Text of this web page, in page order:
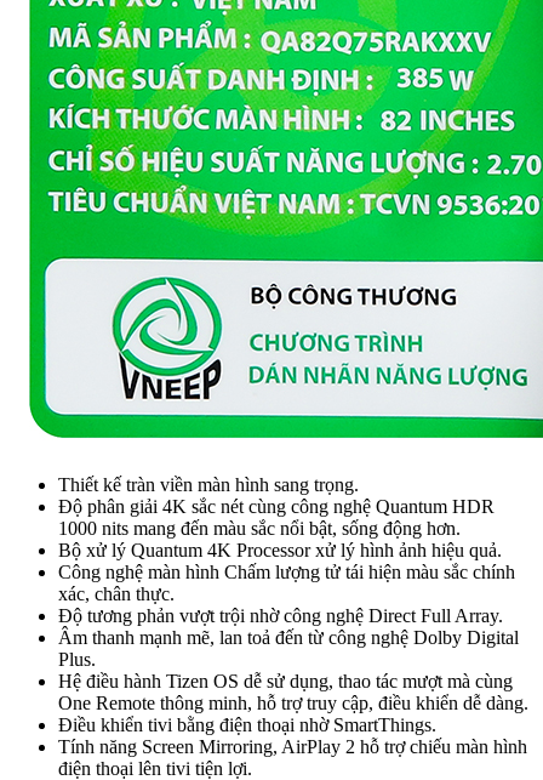
Thiết kế tràn viền màn hình sang trọng.
Độ phân giải 4K sắc nét cùng công nghệ Quantum HDR
1000 nits mang đến màu sắc nổi bật, sống động hơn.
Bộ xử lý Quantum 4K Processor xử lý hình ảnh hiệu quả.
Công nghệ màn hình Chấm lượng tử tái hiện màu sắc chính
xác, chân thực.
Độ tương phản vượt trội nhờ công nghệ Direct Full Array.
Âm thanh mạnh mẽ, lan toả đến từ công nghệ Dolby Digital
Plus.
Hệ điều hành Tizen OS dễ sử dụng, thao tác mượt mà cùng
One Remote thông minh, hỗ trợ truy cập, điều khiển dễ dàng.
Điều khiển tivi bằng điện thoại nhờ SmartThings.
Tính năng Screen Mirroring, AirPlay 2 hỗ trợ chiếu màn hình
điện thoại lên tivi tiện lợi.